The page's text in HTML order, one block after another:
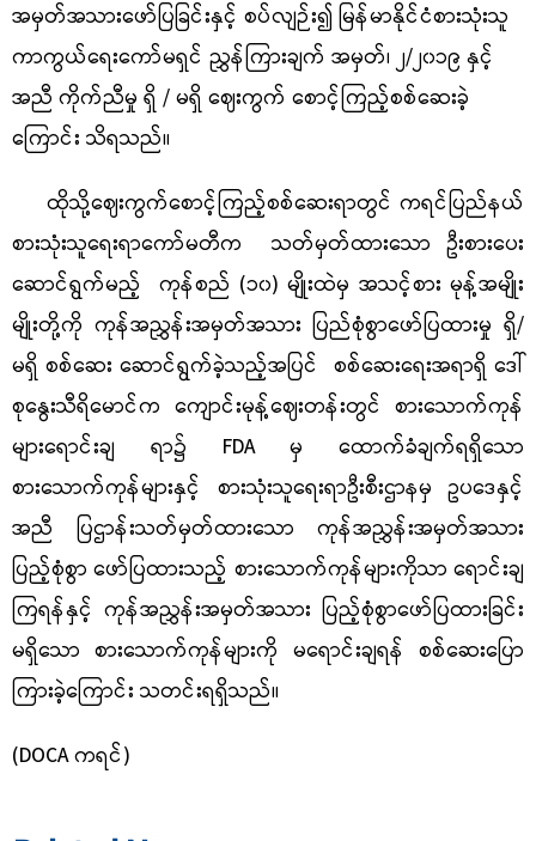
အမှတ်အသားဖော်ပြခြင်းနှင့် စပ်လျဉ်း၍ မြန်မာနိုင်ငံစားသုံးသူ
ကာကွယ်ရေးကော်မရှင် ညွှန်ကြားချက် အမှတ်၊ ၂/၂၀၁၉ နှင့်
အညီ ကိုက်ညီမှု ရှိ / မရှိ ‌ဈေးကွက် စောင့်ကြည့်စစ်ဆေးခဲ့
ကြောင်း သိရသည်။
ထိုသို့ဈေးကွက်စောင့်ကြည့်စစ်ဆေးရာတွင် ကရင်ပြည်နယ်
စားသုံးသူရေးရာကော်မတီက သတ်မှတ်ထားသော ဦးစားပေး
ဆောင်ရွက်မည့် ကုန်စည် (၁၀) မျိုးထဲမှ အသင့်စား မုန့်အမျိုး
မျိုးတို့ကို ကုန်အညွှန်းအမှတ်အသား ပြည်စုံစွာဖော်ပြထားမှု ရှိ/
မရှိ စစ်ဆေး ဆောင်ရွက်ခဲ့သည့်အပြင် စစ်ဆေးရေးအရာရှိ ဒေါ်
စုနွေးသီရိမောင်က ကျောင်းမုန့်ဈေးတန်းတွင် စားသောက်ကုန်
များရောင်းချ ရာ၌ FDA မှ ထောက်ခံချက်ရရှိသော
စားသောက်ကုန်များနှင့် စားသုံးသူရေးရာဦးစီးဌာနမှ ဥပဒေနှင့်
အညီ ပြဌာန်းသတ်မှတ်ထားသော ကုန်အညွှန်းအမှတ်အသား
ပြည့်စုံစွာ ဖော်ပြထားသည့် စားသောက်ကုန်များကိုသာ ရောင်းချ
ကြရန်နှင့် ကုန်အညွှန်းအမှတ်အသား ပြည့်စုံစွာဖော်ပြထားခြင်း
မရှိသော စားသောက်ကုန်များကို မရောင်းချရန် စစ်ဆေးပြော
ကြားခဲ့ကြောင်း သတင်းရရှိသည်။
(DOCA ကရင်)